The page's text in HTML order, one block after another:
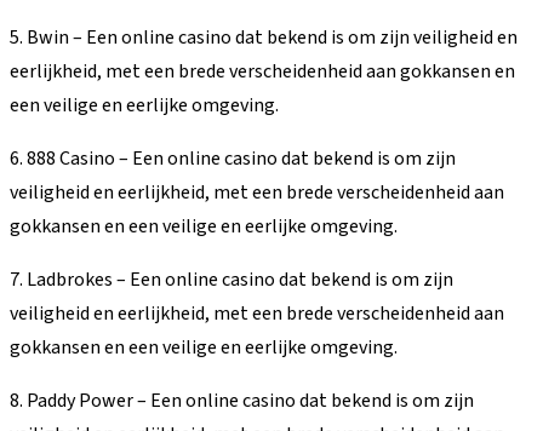
5. Bwin – Een online casino dat bekend is om zijn veiligheid en
eerlijkheid, met een brede verscheidenheid aan gokkansen en
een veilige en eerlijke omgeving.
6. 888 Casino – Een online casino dat bekend is om zijn
veiligheid en eerlijkheid, met een brede verscheidenheid aan
gokkansen en een veilige en eerlijke omgeving.
7. Ladbrokes – Een online casino dat bekend is om zijn
veiligheid en eerlijkheid, met een brede verscheidenheid aan
gokkansen en een veilige en eerlijke omgeving.
8. Paddy Power – Een online casino dat bekend is om zijn